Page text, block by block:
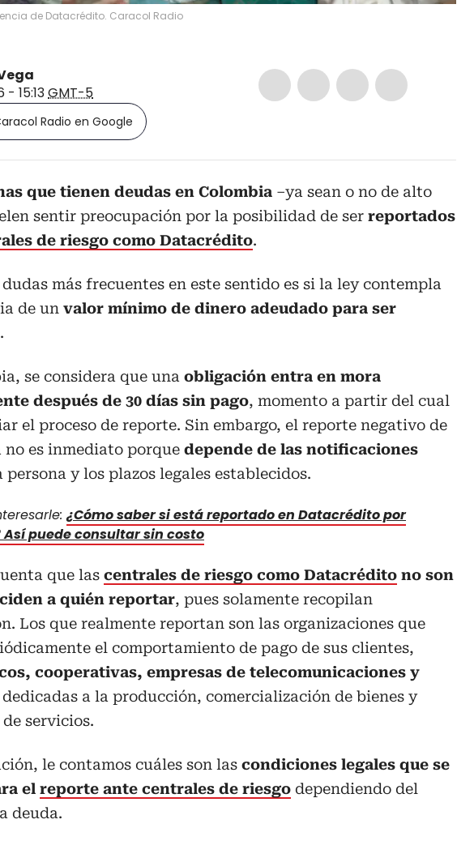
de Datacrédito. Caracol Radio
15:13GMT-5
Radio en Google
que tienen deudas en Colombia –ya sean o no de alto
sentir preocupación por la posibilidad de ser reportados
de riesgo como Datacrédito.
más frecuentes en este sentido es si la ley contempla
de un valor mínimo de dinero adeudado para ser
.
se considera que una obligación entra en mora
después de 30 días sin pago, momento a partir del cual
el proceso de reporte. Sin embargo, el reporte negativo de
no es inmediato porque depende de las notificaciones
persona y los plazos legales establecidos.
¿Cómo saber si está reportado en Datacrédito por
Así puede consultar sin costo
que las centrales de riesgo como Datacrédito no son
a quién reportar, pues solamente recopilan
Los que realmente reportan son las organizaciones que
el comportamiento de pago de sus clientes,
cooperativas, empresas de telecomunicaciones y
dedicadas a la producción, comercialización de bienes y
servicios.
le contamos cuáles son las condiciones legales que se
el reporte ante centrales de riesgo dependiendo del
deuda.